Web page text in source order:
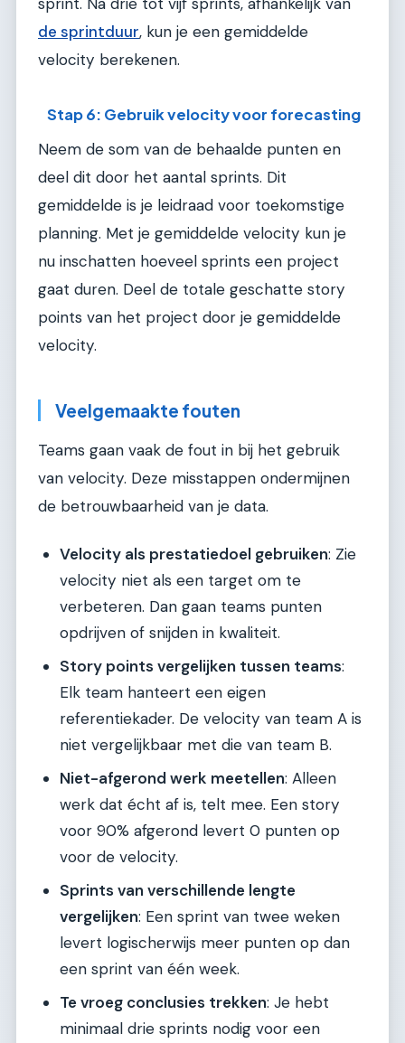
de sprintduur, kun je een gemiddelde
velocity berekenen.
Stap 6: Gebruik velocity voor forecasting
Neem de som van de behaalde punten en
deel dit door het aantal sprints. Dit
gemiddelde is je leidraad voor toekomstige
planning. Met je gemiddelde velocity kun je
nu inschatten hoeveel sprints een project
gaat duren. Deel de totale geschatte story
points van het project door je gemiddelde
velocity.
Veelgemaakte fouten
Teams gaan vaak de fout in bij het gebruik
van velocity. Deze misstappen ondermijnen
de betrouwbaarheid van je data.
Velocity als prestatiedoel gebruiken: Zie
velocity niet als een target om te
verbeteren. Dan gaan teams punten
opdrijven of snijden in kwaliteit.
Story points vergelijken tussen teams:
Elk team hanteert een eigen
referentiekader. De velocity van team A is
niet vergelijkbaar met die van team B.
Niet-afgerond werk meetellen: Alleen
werk dat écht af is, telt mee. Een story
voor 90% afgerond levert 0 punten op
voor de velocity.
Sprints van verschillende lengte
vergelijken: Een sprint van twee weken
levert logischerwijs meer punten op dan
een sprint van één week.
Te vroeg conclusies trekken: Je hebt
minimaal drie sprints nodig voor een